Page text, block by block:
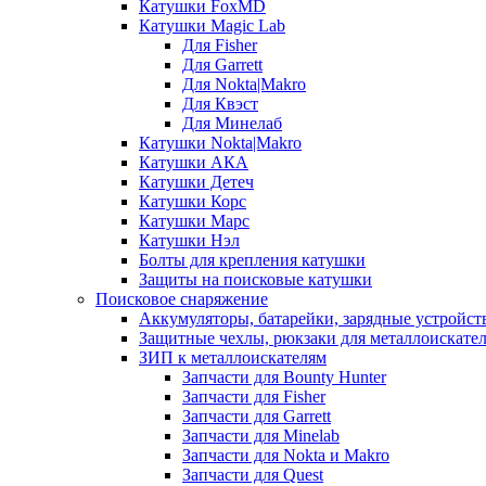
Катушки FoxMD
Катушки Magic Lab
Для Fisher
Для Garrett
Для Nokta|Makro
Для Квэст
Для Минелаб
Катушки Nokta|Makro
Катушки АКА
Катушки Детеч
Катушки Корс
Катушки Марс
Катушки Нэл
Болты для крепления катушки
Защиты на поисковые катушки
Поисковое снаряжение
Аккумуляторы, батарейки, зарядные
Защитные чехлы, рюкзаки для
ЗИП к металлоискателям
Запчасти для Bounty Hunter
Запчасти для Fisher
Запчасти для Garrett
Запчасти для Minelab
Запчасти для Nokta и Makro
Запчасти для Quest